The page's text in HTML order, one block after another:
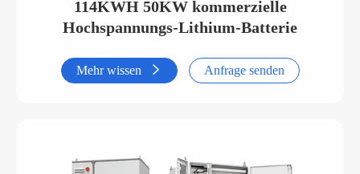
114KWH 50KW kommerzielle
Hochspannungs-Lithium-Batterie
Mehr wissen  Anfrage senden